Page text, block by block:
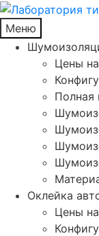
Меню
Цены
Полная
Оклейка
Цены